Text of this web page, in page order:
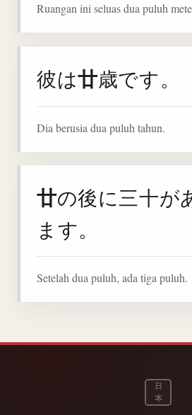
Ruangan ini seluas dua puluh
彼は廿歳です。
Dia berusia dua puluh tahun.
廿の後に三十が
ます。
Setelah dua puluh, ada tiga puluh.
日
本